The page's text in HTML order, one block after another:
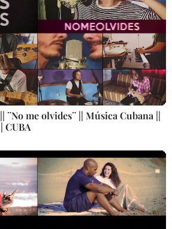
¨No me olvides¨ || Música Cubana ||
CUBA